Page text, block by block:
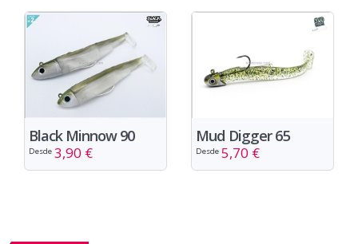
Black Minnow 90
Desde 3,90 €
Mud Digger 65
Desde 5,70 €